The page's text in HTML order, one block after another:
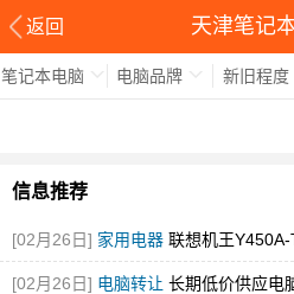
返回 天津笔记
笔记本电脑 电脑品牌 新旧程度
信息推荐
[02月26日] 家用电器 联想机王
[02月26日] 电脑转让 长期低价供应电